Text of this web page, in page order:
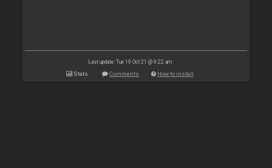
Last update: Tue 19 Oct 21 @ 9:22 am
Stats Comments How to install